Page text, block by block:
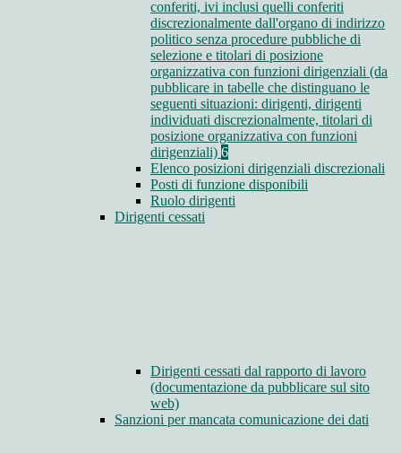
conferiti, ivi inclusi quelli conferiti
discrezionalmente dall'organo di indirizzo
politico senza procedure pubbliche di
selezione e titolari di posizione
organizzativa con funzioni dirigenziali (da
pubblicare in tabelle che distinguano le
seguenti situazioni: dirigenti, dirigenti
individuati discrezionalmente, titolari di
posizione organizzativa con funzioni
dirigenziali) 6
Elenco posizioni dirigenziali discrezionali
Posti di funzione disponibili
Ruolo dirigenti
Dirigenti cessati
Dirigenti cessati dal rapporto di lavoro
(documentazione da pubblicare sul sito
web)
Sanzioni per mancata comunicazione dei dati